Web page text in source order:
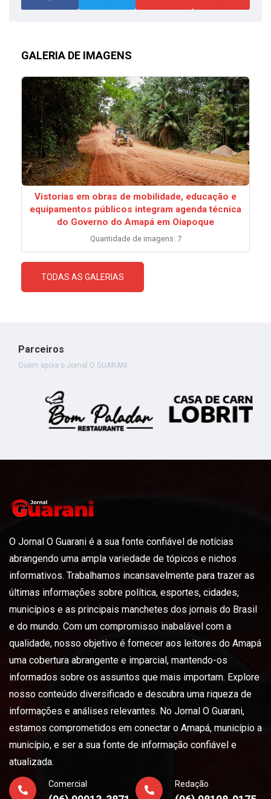
GALERIA DE IMAGENS
Vistorias em obras de mobilidade, educação e
equipamentos públicos integram agenda técnica
do Governo do Amapá em Oiapoque
Quantidade de imagens: 7
TODAS AS GALERIAS
Parceiros
Quem apoia o Jornal O GUARANI
O Jornal O Guarani é a sua fonte confiável de notícias
abrangendo uma ampla variedade de tópicos e nichos
informativos. Trabalhamos incansavelmente para trazer as
últimas informações sobre política, esportes, cidades,
municípios e as principais manchetes dos jornais do Brasil
e do mundo. Com um compromisso inabalável com a
qualidade, nosso objetivo é fornecer aos leitores do Amapá
uma cobertura abrangente e imparcial, mantendo-os
informados sobre os assuntos que mais importam. Explore
nosso conteúdo diversificado e descubra uma riqueza de
informações e análises relevantes. No Jornal O Guarani,
estamos comprometidos em conectar o Amapá, município a
município, e ser a sua fonte de informação confiável e
atualizada.
Comercial Redação